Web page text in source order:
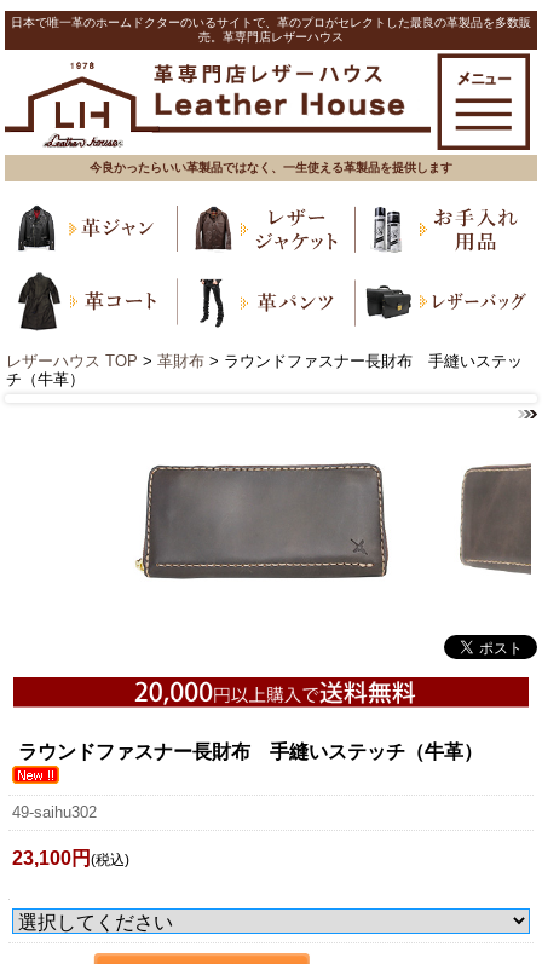
日本で唯一革のホームドクターのいるサイトで、革のプロがセレクトした最良の革製品を多数販
売。革専門店レザーハウス
今良かったらいい革製品ではなく、一生使える革製品を提供します
レザーハウス TOP > 革財布 > ラウンドファスナー長財布 手縫いステッ
チ（牛革）
ラウンドファスナー長財布 手縫いステッチ（牛革）
49-saihu302
23,100円 (税込)